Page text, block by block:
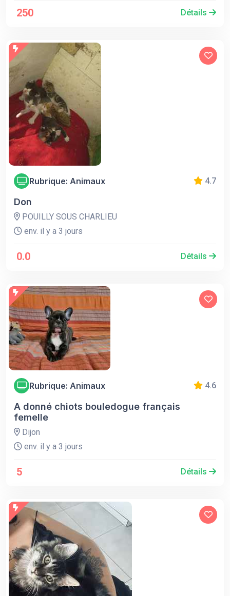
250 Détails
Rubrique: Animaux 4.7
Don
POUILLY SOUS CHARLIEU
env. il y a 3 jours
0.0 Détails
Rubrique: Animaux 4.6
A donné chiots bouledogue français
femelle
Dijon
env. il y a 3 jours
5 Détails